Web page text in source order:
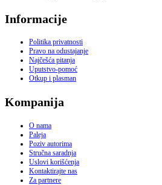
Informacije
Politika privatnosti
Pravo na odustajanje
Najčešća pitanja
Uputstvo-pomoć
Otkup i plasman
Kompanija
O nama
Paleja
Poziv autorima
Stručna saradnja
Uslovi korišćenja
Kontaktirajte nas
Za partnere